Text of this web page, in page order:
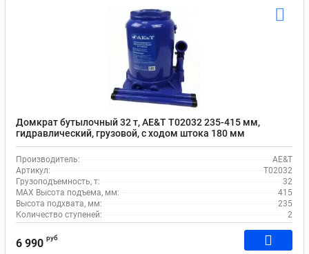
Домкрат бутылочный 32 т, AE&T T02032 235-415 мм,
гидравлический, грузовой, с ходом штока 180 мм
Производитель:
AE&T
Артикул:
T02032
Грузоподъемность, т:
32
MAX Высота подъема, мм:
415
Высота подхвата, мм:
235
Количество ступеней:
2
6 990 руб